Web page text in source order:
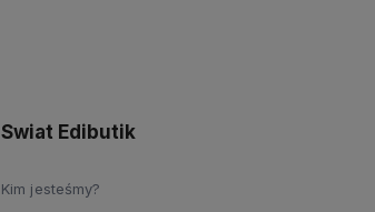
Swiat Edibutik
Kim jesteśmy?